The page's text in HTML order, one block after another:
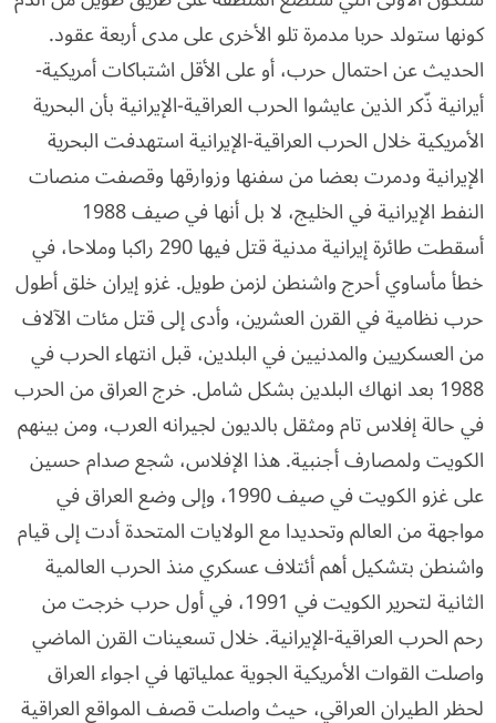
كونها ستولد حربا مدمرة تلو الأخرى على مدى أربعة عقود.
الحديث عن احتمال حرب، أو على الأقل اشتباكات أمريكية-
أيرانية ذّكر الذين عايشوا الحرب العراقية-الإيرانية بأن البحرية
الأمريكية خلال الحرب العراقية-الإيرانية استهدفت البحرية
الإيرانية ودمرت بعضا من سفنها وزوارقها وقصفت منصات
النفط الإيرانية في الخليج، لا بل أنها في صيف 1988
أسقطت طائرة إيرانية مدنية قتل فيها 290 راكبا وملاحا، في
خطأ مأساوي أحرج واشنطن لزمن طويل. غزو إيران خلق أطول
حرب نظامية في القرن العشرين، وأدى إلى قتل مئات الآلاف
من العسكريين والمدنيين في البلدين، قبل انتهاء الحرب في
1988 بعد انهاك البلدين بشكل شامل. خرج العراق من الحرب
في حالة إفلاس تام ومثقل بالديون لجيرانه العرب، ومن بينهم
الكويت ولمصارف أجنبية. هذا الإفلاس، شجع صدام حسين
على غزو الكويت في صيف 1990، وإلى وضع العراق في
مواجهة من العالم وتحديدا مع الولايات المتحدة أدت إلى قيام
واشنطن بتشكيل أهم أئتلاف عسكري منذ الحرب العالمية
الثانية لتحرير الكويت في 1991، في أول حرب خرجت من
رحم الحرب العراقية-الإيرانية. خلال تسعينات القرن الماضي
واصلت القوات الأمريكية الجوية عملياتها في اجواء العراق
لحظر الطيران العراقي، حيث واصلت قصف المواقع العراقية